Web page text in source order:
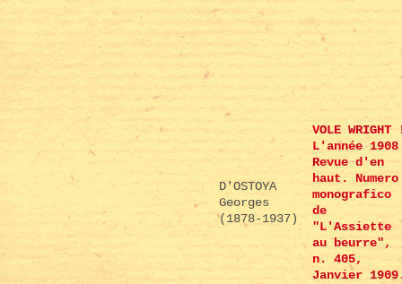
D'OSTOYA
Georges
(1878-1937)
VOLE WRIGHT
L'année 1908
Revue d'en
haut. Numero
monografico
de
"L'Assiette
au beurre",
n. 405,
Janvier